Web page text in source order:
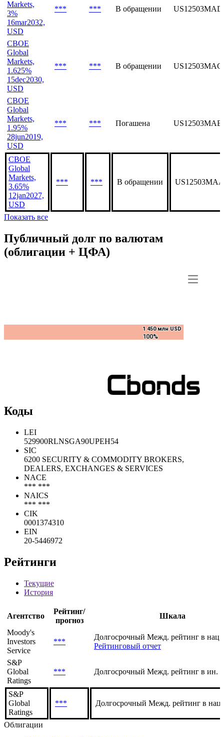
Markets,
3%
16mar2032,
USD
*** *** В обращении
CBOE
Global
Markets,
1.625%
15dec2030,
USD
*** *** В обращении
CBOE
Global
Markets,
1.95%
28jun2019,
USD
*** *** Погашена
CBOE
Global
Markets,
3.65%
12jan2027,
USD
*** *** В обращении
Показать все
Публичный долг по валютам
(облигации + ЦФА)
1 450 млн USD
100%
1 450 млн USD
100%
Коды
LEI
529900RLNSGA90UPEH54
SIC
6200 SECURITY & COMMODITY BROKERS,
DEALERS, EXCHANGES & SERVICES
NACE
*** ***
NAICS
*** ***
CIK
0001374310
EIN
20-5446972
Рейтинги
Текущие
История
Агентство
Рейтинг/
прогноз
Шкала
Moody's
Investors
Service
***
Долгосрочный Межд. рейтинг в нац.
Рейтинговый отчет
S&P
Global
Ratings
*** Долгосрочный Межд. рейтинг в ин.
S&P
Global
Ratings
*** Долгосрочный Межд. рейтинг в
Облигации